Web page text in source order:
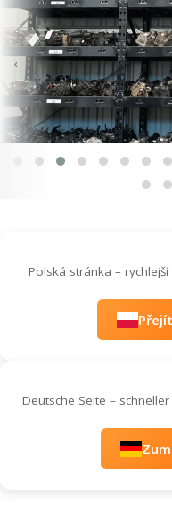
‹
Polská stránka –
Deutsche Seite –